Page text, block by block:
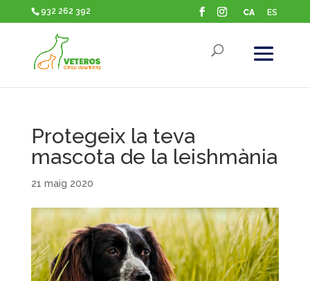
932 262 392 CA ES
Protegeix la teva
mascota de la leishmània
21 maig 2020